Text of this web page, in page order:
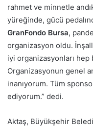
rahmet ve minnetle
yüreğinde, gücü
GranFondo Bursa,
organizasyon oldu.
iyi organizasyonları hep
Organizasyonun genel
inanıyorum. Tüm
ediyorum.” dedi.
Aktaş, Büyükşehir